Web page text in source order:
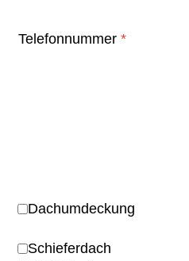
Telefonnummer *
Dachumdeckung
Schieferdach